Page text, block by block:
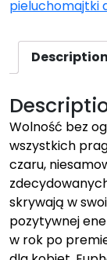
pieluchomajtki
Description
Wolność bez
wszystkich
czaru,
skrywają w
pozytywnej
w rok po